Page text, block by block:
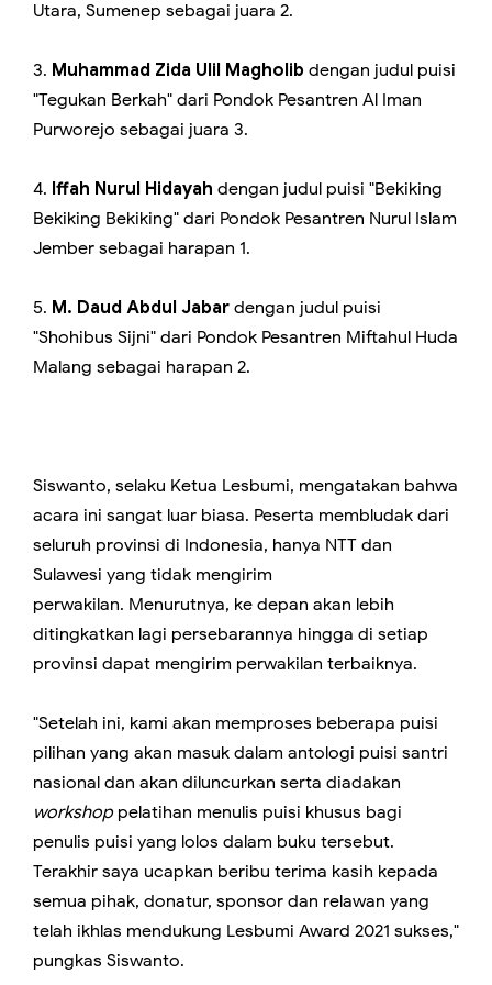
Utara, Sumenep sebagai juara 2.
3. Muhammad Zida Ulil Magholib dengan judul puisi
"Tegukan Berkah" dari Pondok Pesantren Al Iman
Purworejo sebagai juara 3.
4. Iffah Nurul Hidayah dengan judul puisi "Bekiking
Bekiking Bekiking" dari Pondok Pesantren Nurul Islam
Jember sebagai harapan 1.
5. M. Daud Abdul Jabar dengan judul puisi
"Shohibus Sijni" dari Pondok Pesantren Miftahul Huda
Malang sebagai harapan 2.
Siswanto, selaku Ketua Lesbumi, mengatakan bahwa
acara ini sangat luar biasa. Peserta membludak dari
seluruh provinsi di Indonesia, hanya NTT dan
Sulawesi yang tidak mengirim
perwakilan. Menurutnya, ke depan akan lebih
ditingkatkan lagi persebarannya hingga di setiap
provinsi dapat mengirim perwakilan terbaiknya.
"Setelah ini, kami akan memproses beberapa puisi
pilihan yang akan masuk dalam antologi puisi santri
nasional dan akan diluncurkan serta diadakan
workshoppelatihan menulis puisi khusus bagi
penulis puisi yang lolos dalam buku tersebut.
Terakhir saya ucapkan beribu terima kasih kepada
semua pihak, donatur, sponsor dan relawan yang
telah ikhlas mendukung Lesbumi Award 2021 sukses,"
pungkas Siswanto.